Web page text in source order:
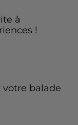
à
!
votre balade